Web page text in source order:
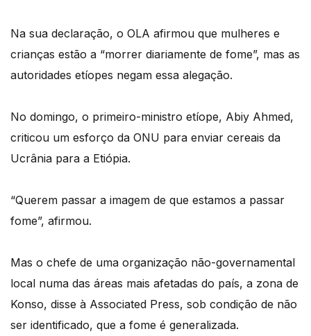
Na sua declaração, o OLA afirmou que mulheres e
crianças estão a “morrer diariamente de fome”, mas as
autoridades etíopes negam essa alegação.
No domingo, o primeiro-ministro etíope, Abiy Ahmed,
criticou um esforço da ONU para enviar cereais da
Ucrânia para a Etiópia.
“Querem passar a imagem de que estamos a passar
fome”, afirmou.
Mas o chefe de uma organização não-governamental
local numa das áreas mais afetadas do país, a zona de
Konso, disse à Associated Press, sob condição de não
ser identificado, que a fome é generalizada.